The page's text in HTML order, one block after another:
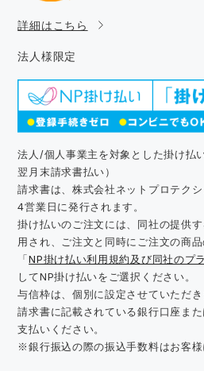
詳細はこちら
法人様限定
法人/個人事業主を対象とした掛け払
翌月末請求書払い）
請求書は、株式会社ネットプロテク
4営業日に発行されます。
掛け払いのご注文には、同社の提供
用され、ご注文と同時にご注文の商
「NP掛け払い利用規約及び同社のプ
してNP掛け払いをご選択ください。
与信枠は、個別に設定させていただき
請求書に記載されている銀行口座ま
支払いください。
※銀行振込の際の振込手数料はお客様